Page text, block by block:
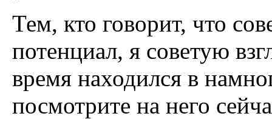
Тем, кто говорит, что
потенциал, я советую
время находился в
посмотрите на него